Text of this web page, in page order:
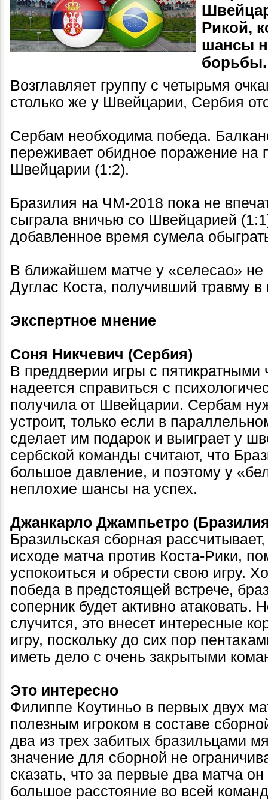
Рикой,
шансы
борьбы.
Возглавляет группу с четырьмя
столько же у Швейцарии, Сербия
Сербам необходима победа.
переживает обидное поражение на
Швейцарии (1:2).
Бразилия на ЧМ-2018 пока не
сыграла вничью со Швейцарией
добавленное время сумела
В ближайшем матче у «селесао» не
Дуглас Коста, получивший травму в
Экспертное мнение
Соня Никчевич (Сербия)
В преддверии игры с
надеется справиться с
получила от Швейцарии. Сербам
устроит, только если в
сделает им подарок и выиграет у
сербской команды считают, что
большое давление, и поэтому у
неплохие шансы на успех.
Джанкарло Джампьетро
Бразильская сборная
исходе матча против Коста-Рики,
успокоиться и обрести свою игру.
победа в предстоящей встрече,
соперник будет активно атаковать.
случится, это внесет интересные
игру, поскольку до сих пор
иметь дело с очень закрытыми
Это интересно
Филиппе Коутиньо в первых двух
полезным игроком в составе
два из трех забитых бразильцами
значение для сборной не
сказать, что за первые два матча
большое расстояние во всей